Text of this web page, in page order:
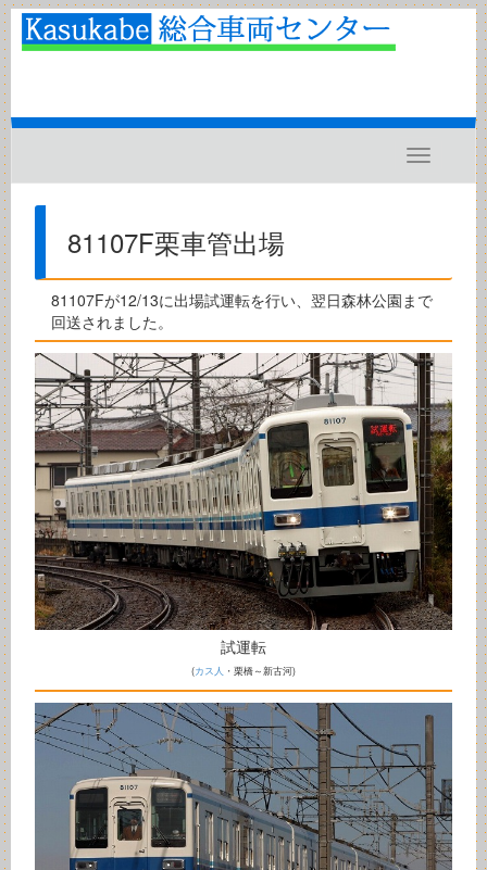
Toggle
navigation
81107F栗車管出場
81107Fが12/13に出場試運転を行い、翌日森林公園まで
回送されました。
試運転
(カス人 ・栗橋～新古河)